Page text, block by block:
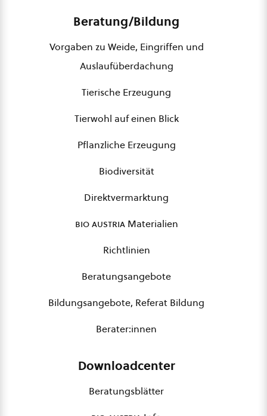
Beratung/Bildung
Vorgaben zu Weide, Eingriffen und
Auslaufüberdachung
Tierische Erzeugung
Tierwohl auf einen Blick
Pflanzliche Erzeugung
Biodiversität
Direktvermarktung
bio austriaMaterialien
Richtlinien
Beratungsangebote
Bildungsangebote, Referat Bildung
Berater:innen
Downloadcenter
Beratungsblätter